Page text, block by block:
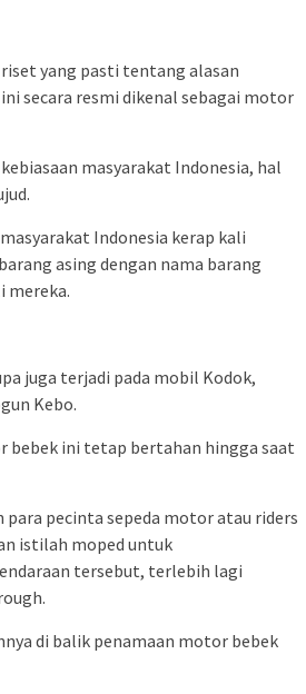
yang pasti tentang alasan
secara resmi dikenal sebagai motor
masyarakat Indonesia, hal
Indonesia kerap kali
asing dengan nama barang
mereka.
juga terjadi pada mobil Kodok,
Kebo.
bebek ini tetap bertahan hingga saat
para pecinta sepeda motor atau riders
istilah moped untuk
tersebut, terlebih lagi
di balik penamaan motor bebek